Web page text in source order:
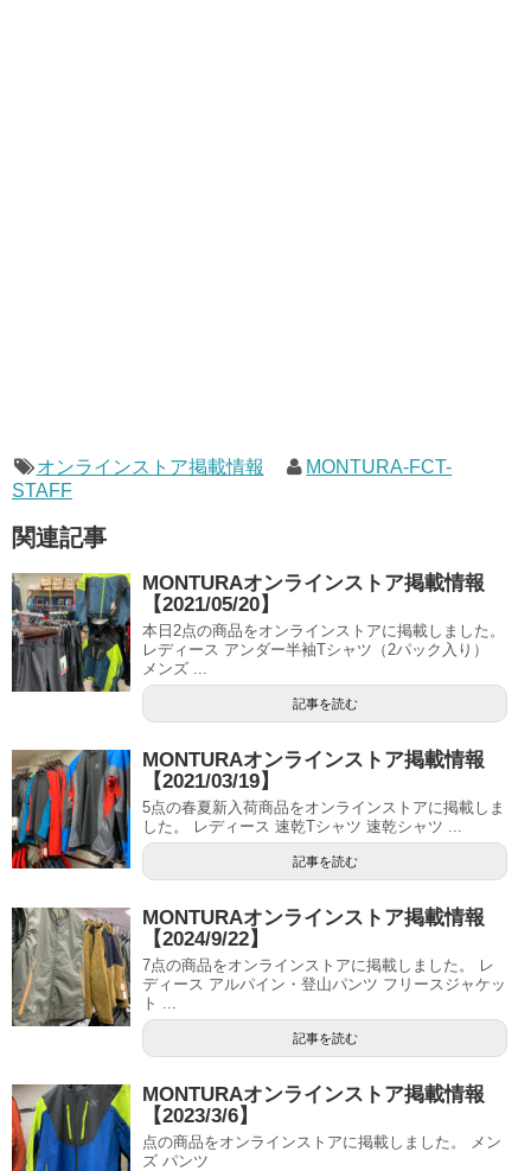
オンラインストア掲載情報
MONTURA-FCT-
STAFF
関連記事
MONTURAオンラインストア掲載情報
【2021/05/20】
本日2点の商品をオンラインストアに掲載しました。
レディース アンダー半袖Tシャツ（2パック入り）
メンズ ...
記事を読む
MONTURAオンラインストア掲載情報
【2021/03/19】
5点の春夏新入荷商品をオンラインストアに掲載しま
した。 レディース 速乾Tシャツ 速乾シャツ ...
記事を読む
MONTURAオンラインストア掲載情報
【2024/9/22】
7点の商品をオンラインストアに掲載しました。 レ
ディース アルパイン・登山パンツ フリースジャケッ
ト ...
記事を読む
MONTURAオンラインストア掲載情報
【2023/3/6】
点の商品をオンラインストアに掲載しました。 メン
ズ パンツ